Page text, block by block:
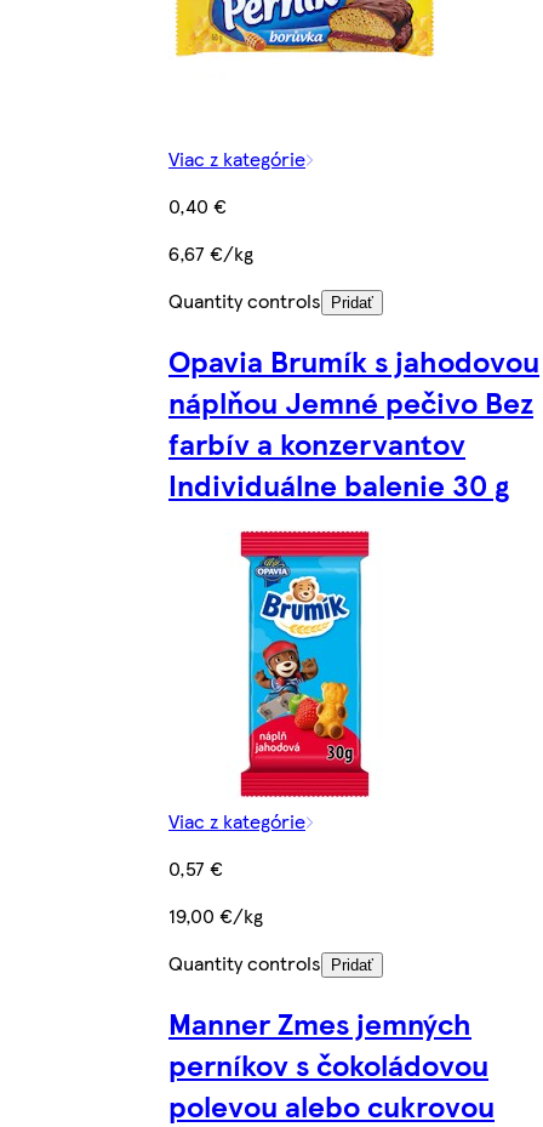
Viac z kategórie
0,40 €
6,67 €/kg
Quantity controls
Pridať
Opavia Brumík s jahodovou
náplňou Jemné pečivo Bez
farbív a konzervantov
Individuálne balenie 30 g
Viac z kategórie
0,57 €
19,00 €/kg
Quantity controls
Pridať
Manner Zmes jemných
perníkov s čokoládovou
polevou alebo cukrovou